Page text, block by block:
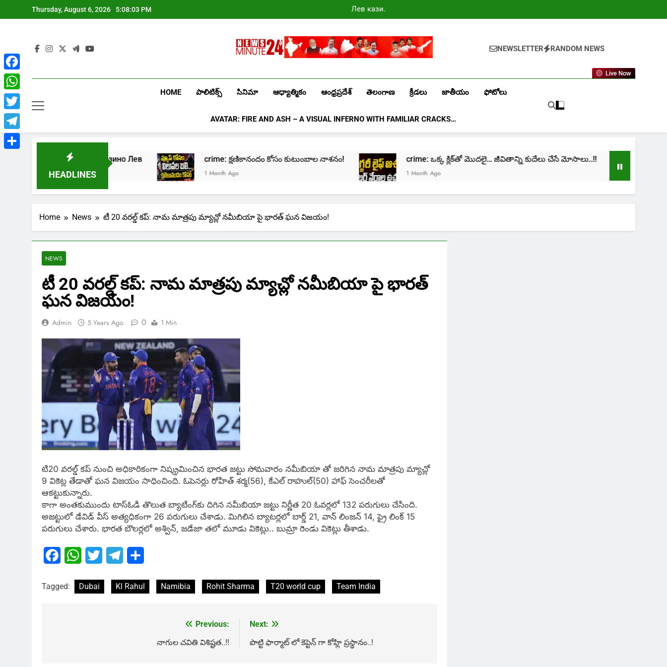
to
Thursday, August 6, 2026 5:08:03 PM
Лев казино
промокоды
Newsminute24
NEWSLETTER RANDOM NEWS
Live Now
HOME పాలిటిక్స్ సినిమా ఆధ్యాత్మికం ఆంధ్రప్రదేశ్ తెలంగాణ క్రీడలు జాతీయం ఫోటోలు
AVATAR: FIRE AND ASH – A VISUAL INFERNO WITH FAMILIAR CRACKS…
HEADLINES
Играть в онлайн казино Лев crime: క్షణికానందం కోసం కుటుంబాల నాశనం!
1 Month Ago
crime: ఒక్క క్లిక్‌తో మొదలై… జీవితాన్ని కుదేలు చేసే మోసాలు..!!
1 Month Ago
Home News టీ 20 వరల్డ్ కప్: నామ మాత్రపు మ్యాచ్లో నమీబియా పై భారత్ ఘన విజయం!
NEWS
టీ 20 వరల్డ్ కప్: నామ మాత్రపు మ్యాచ్లో నమీబియా పై భారత్
ఘన విజయం!
Admin 5 Years Ago 0 1 Min
టి20 వరల్డ్ కప్ నుంచి అధికారికంగా నిష్క్రమించిన భారత జట్టు సోమవారం నమీబియా తో జరిగిన నామ మాత్రపు మ్యాచ్లో
9 వికెట్ల తేడాతో ఘన విజయం సాధించింది. ఓపెనర్లు రోహిత్ శర్మ(56), కేఎల్ రాహుల్(50) హాఫ్ సెంచరీలతో
ఆకట్టుకున్నారు.
కాగా అంతకుముందు టాస్ఓడి తొలుత బ్యాటింగ్​కు దిగిన నమీబియా జట్టు నిర్ణీత 20 ఓవర్లలో 132 పరుగులు చేసింది.
అజట్టులో డేవిడ్ వీస్ అత్యధికంగా 26 పరుగులు చేశాడు. మిగిలిన బ్యాటర్లలో బార్డ్ 21, వాన్ లింజన్ 14, ఫ్రై లింక్ 15
పరుగులు చేశారు. భారత బౌలర్లలో అశ్విన్, జడేజా తలో మూడు వికెట్లు.. బుమ్రా రెండు వికెట్లు తీశాడు.
FacebookWhatsApp
Twitter Telegram
Tagged: Dubai Kl Rahul Namibia Rohit Sharma T20 world cup Team India
Previous:
నాగుల చవితి విశిష్టత..!!
Next:
పొట్టి ఫార్మాట్ లో కెప్టెన్ గా కోహ్లి ప్రస్థానం..!
Facebook
WhatsApp
Twitter
Telegram